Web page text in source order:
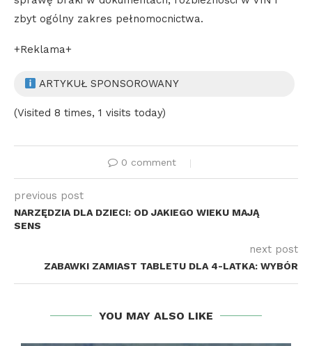
zbyt ogólny zakres pełnomocnictwa.
+Reklama+
ARTYKUŁ SPONSOROWANY
(Visited 8 times, 1 visits today)
0 comment
previous post
NARZĘDZIA DLA DZIECI: OD JAKIEGO WIEKU MAJĄ
SENS
next post
ZABAWKI ZAMIAST TABLETU DLA 4-LATKA: WYBÓR
YOU MAY ALSO LIKE